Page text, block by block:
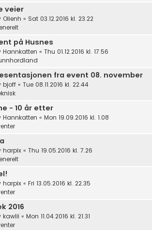
veier
Olienh « Sat 03.12.2016 kl. 23.22
på Husnes
Hannkatten « Thu 01.12.2016 kl. 17.56
fra event 08. november
bjoff « Tue 08.11.2016 kl. 22.44
- 10 år etter
Hannkatten « Mon 19.09.2016 kl. 1.08
harpix « Thu 19.05.2016 kl. 7.26
harpix « Fri 13.05.2016 kl. 22.35
2016
kawlii « Mon 11.04.2016 kl. 21.31